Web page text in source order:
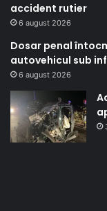
accident rutier
6 august 2026
Dosar penal
autovehicul sub
6 august 2026